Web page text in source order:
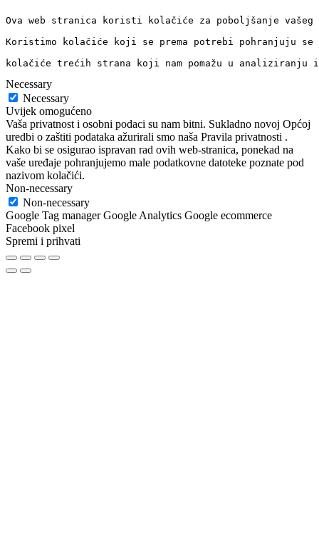
Ova web stranica koristi kolačiće za poboljšanje
Koristimo kolačiće koji se prema potrebi pohranjuju
kolačiće trećih strana koji nam pomažu u
Necessary
Necessary
Uvijek omogućeno
Vaša privatnost i osobni podaci su nam bitni. Sukladno novoj Općoj
uredbi o zaštiti podataka ažurirali smo naša Pravila privatnosti .
Kako bi se osigurao ispravan rad ovih web-stranica, ponekad na
vaše uređaje pohranjujemo male podatkovne datoteke poznate pod
nazivom kolačići.
Non-necessary
Non-necessary
Google Tag manager Google Analytics Google ecommerce
Facebook pixel
Spremi i prihvati